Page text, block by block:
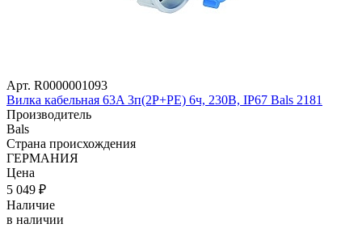
Арт. R0000001093
Вилка кабельная 63A 3п(2P+PE) 6ч, 230В, IP67 Bals 2181
Производитель
Bals
Страна происхождения
ГЕРМАНИЯ
Цена
5 049 ₽
Наличие
в наличии